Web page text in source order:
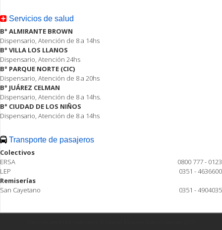
Servicios de salud
B° ALMIRANTE BROWN
Dispensario, Atención de 8 a 14hs
B° VILLA LOS LLANOS
Dispensario, Atención 24hs
B° PARQUE NORTE (CIC)
Dispensario, Atención de 8 a 20hs
B° JUÁREZ CELMAN
Dispensario, Atención de 8 a 14hs.
B° CIUDAD DE LOS NIÑOS
Dispensario, Atención de 8 a 14hs
Transporte de pasajeros
Colectivos
ERSA
0800 777 - 0123
LEP
0351 - 4636600
Remiserías
San Cayetano
0351 - 4904035